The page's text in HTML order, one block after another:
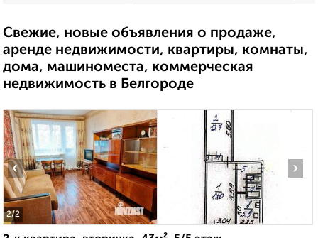
Свежие, новые объявления о продаже,
аренде недвижимости, квартиры, комнаты,
дома, машиноместа, коммерческая
недвижимость в Белгороде
2/2
‹ ›